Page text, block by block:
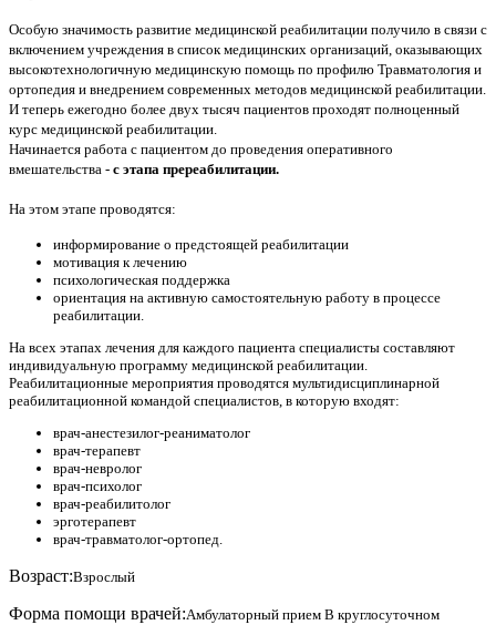
Особую значимость развитие медицинской реабилитации получило в связи с
включением учреждения в список медицинских организаций, оказывающих
высокотехнологичную медицинскую помощь по профилю Травматология и
ортопедия и внедрением современных методов медицинской реабилитации.
И теперь ежегодно более двух тысяч пациентов проходят полноценный
курс медицинской реабилитации.
Начинается работа с пациентом до проведения оперативного
вмешательства - с этапа пререабилитации.
На этом этапе проводятся:
информирование о предстоящей реабилитации
мотивация к лечению
психологическая поддержка
ориентация на активную самостоятельную работу в процессе
реабилитации.
На всех этапах лечения для каждого пациента специалисты составляют
индивидуальную программу медицинской реабилитации.
Реабилитационные мероприятия проводятся мультидисциплинарной
реабилитационной командой специалистов, в которую входят:
врач-анестезилог-реаниматолог
врач-терапевт
врач-невролог
врач-психолог
врач-реабилитолог
эрготерапевт
врач-травматолог-ортопед.
Возраст:Взрослый
Форма помощи врачей:Амбулаторный прием В круглосуточном